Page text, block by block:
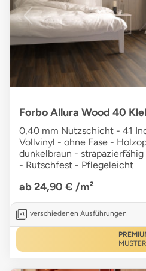
Forbo Allura Wood 40
0,40 mm Nutzschicht - 41
Vollvinyl - ohne Fase -
dunkelbraun -
- Rutschfest - Pflegeleicht
ab 24,90 € /m²
verschiedenen Ausführungen
MUSTER